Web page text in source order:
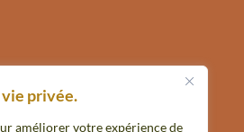
privée.
améliorer votre expérience de